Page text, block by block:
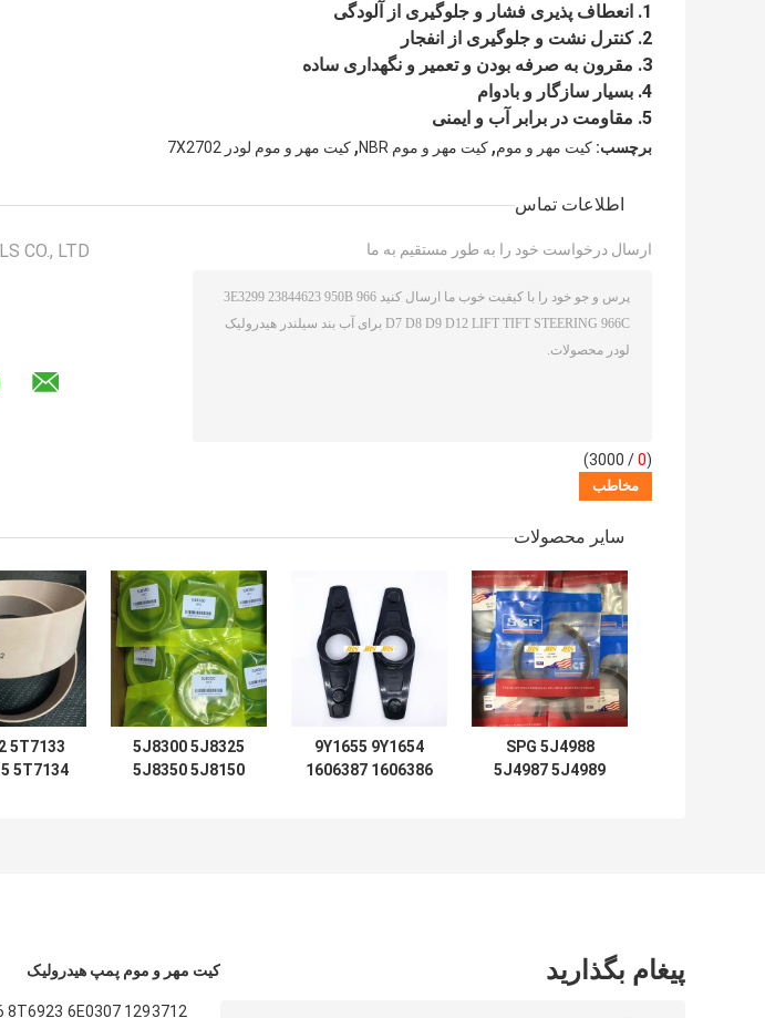
1. انعطاف پذیری فشار و جلوگیری از آلودگی
2. کنترل نشت و جلوگیری از انفجار
3. مقرون به صرفه بودن و تعمیر و نگهداری ساده
4. بسیار سازگار و بادوام
5. مقاومت در برابر آب و ایمنی
برچسب: کیت مهر و موم, کیت مهر و موم NBR , کیت مهر و موم لودر 7X2702
اطلاعات تماس
CO., LTD. ارسال درخواست خود را به طور مستقیم به ما
(
0
/ 3000)
سایر محصولات
SPG 5J4988
5J4987 5J4989
9Y1655 9Y1654
1606387 1606386
5J8300 5J8325
5J8350 5J8150
5T7133
5T7134
کیت مهر و موم پمپ هیدرولیک
8T6923 6E0307 1293712
پیغام بگذارید